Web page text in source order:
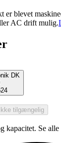
er blevet
AC drift mulig.
DK
Ikke tilgængelig
kapacitet. Se